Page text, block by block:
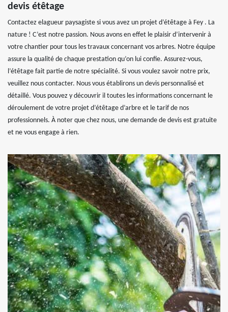
devis étêtage
Contactez elagueur paysagiste si vous avez un projet d’étêtage à Fey . La
nature ! C’est notre passion. Nous avons en effet le plaisir d’intervenir à
votre chantier pour tous les travaux concernant vos arbres. Notre équipe
assure la qualité de chaque prestation qu’on lui confie. Assurez-vous,
l’étêtage fait partie de notre spécialité. Si vous voulez savoir notre prix,
veuillez nous contacter. Nous vous établirons un devis personnalisé et
détaillé. Vous pouvez y découvrir il toutes les informations concernant le
déroulement de votre projet d’étêtage d’arbre et le tarif de nos
professionnels. À noter que chez nous, une demande de devis est gratuite
et ne vous engage à rien.